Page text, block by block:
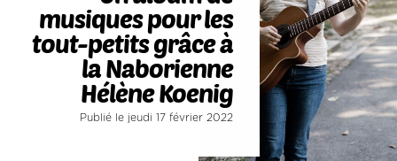
musiques pour les
tout-petits grâce à
la Naborienne
Hélène Koenig
Publié le jeudi 17 février 2022